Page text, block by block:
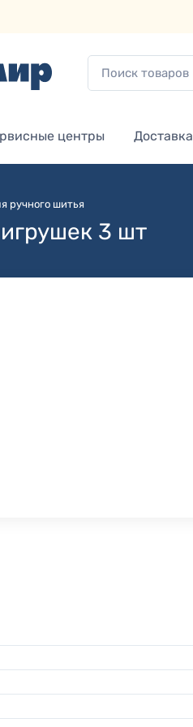
центры Доставка
ручного шитья
3 шт